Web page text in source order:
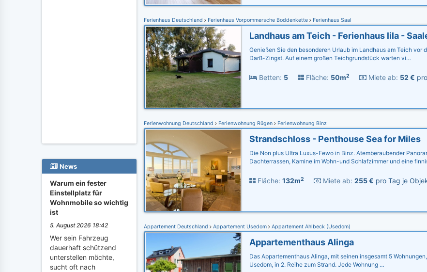
News
Warum ein fester
Einstellplatz für
Wohnmobile so wichtig
ist
5. August 2026 18:42
Wer sein Fahrzeug
dauerhaft schützend
unterstellen möchte,
sucht oft nach
Ferienhaus Deutschland Ferienhaus Vorpommersche Boddenkette Ferienhaus Saal
Genießen Sie den besonderen Urlaub im Landhaus am Teich vor
Darß-Zingst. Auf einem großen Teichgrundstück warten vi…
Betten: 5 Fläche: 50m2 Miete ab: 52 €
Ferienwohnung Deutschland Ferienwohnung Rügen Ferienwohnung Binz
Strandschloss - Penthouse Sea for Miles
Die Non plus Ultra Luxus-Fewo in Binz. Atemberaubender
Dachterrassen, Kamine im Wohn-und Schlafzimmer und eine
Fläche: 132m2 Miete ab: 255 € pro Tag je
Appartement Deutschland Appartement Usedom Appartement Ahlbeck (Usedom)
Appartementhaus Alinga
Das Appartementhaus Alinga, mit seinen insgesamt 5
Usedom, in 2. Reihe zum Strand. Jede Wohnung …